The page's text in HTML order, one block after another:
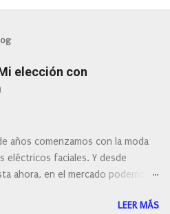
elección con
años comenzamos con la moda
eléctricos faciales. Y desde
ahora, en el mercado podemos
características, a pilas, a batería,
LEER MÁS